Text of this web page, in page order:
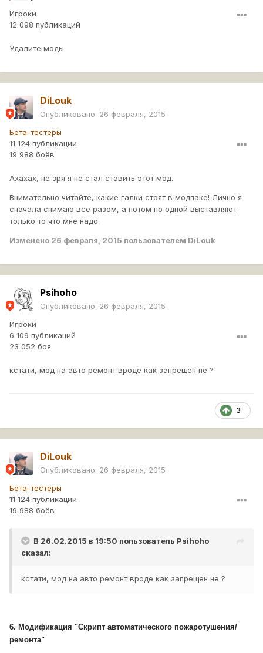
Игроки
12 098 публикаций
Удалите моды.
DiLouk
Опубликовано: 26 февраля, 2015
Бета-тестеры
11 124 публикации
19 988 боёв
Ахахах, не зря я не стал ставить этот мод.
Внимательно читайте, какие галки стоят в модпаке! Лично я
сначала снимаю все разом, а потом по одной выставляют
только то что мне надо.
Изменено 26 февраля, 2015 пользователем DiLouk
Psihoho
Опубликовано: 26 февраля, 2015
Игроки
6 109 публикаций
23 052 боя
кстати, мод на авто ремонт вроде как запрещен не ?
3
DiLouk
Опубликовано: 26 февраля, 2015
Бета-тестеры
11 124 публикации
19 988 боёв
В 26.02.2015 в 19:50 пользователь Psihoho
сказал:
кстати, мод на авто ремонт вроде как запрещен не ?
6. Модификация "Скрипт автоматического пожаротушения/
ремонта"